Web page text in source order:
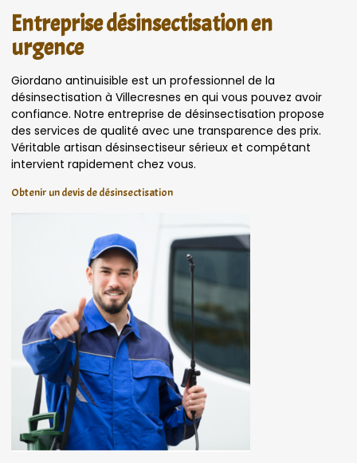
Entreprise désinsectisation en
urgence
Giordano antinuisible est un professionnel de la
désinsectisation à Villecresnes en qui vous pouvez avoir
confiance. Notre entreprise de désinsectisation propose
des services de qualité avec une transparence des prix.
Véritable artisan désinsectiseur sérieux et compétant
intervient rapidement chez vous.
Obtenir un devis de désinsectisation